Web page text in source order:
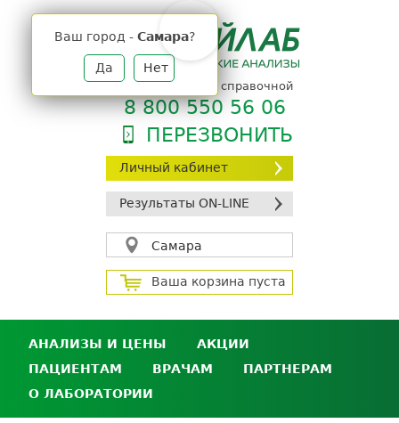
Личный кабинет
Результаты ON-LINE
Самара
Ваш город - Самара?
Да Нет
Ваша корзина пуста
телефон единой справочной
8 800 550 56 06
ПЕРЕЗВОНИТЬ
АНАЛИЗЫ И ЦЕНЫ
Анализы и цены
Где сдать анализы
АКЦИИ
ПАЦИЕНТАМ
Личный кабинет пациента
ВРАЧАМ ПАРТНЕРАМ
кабинет
О ЛАБОРАТОРИИ